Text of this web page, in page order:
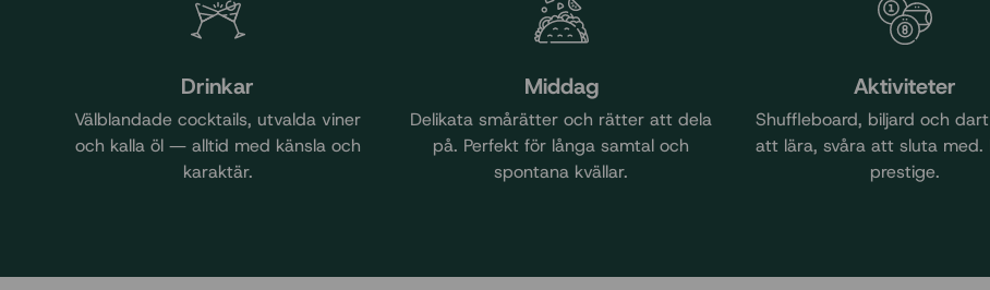
Drinkar
Välblandade cocktails, utvalda viner
och kalla öl — alltid med känsla och
karaktär.
Middag
Delikata smårätter och rätter att dela
på. Perfekt för långa samtal och
spontana kvällar.
Aktiviteter
Shuffleboard, biljard och
att lära, svåra att sluta med.
prestige.